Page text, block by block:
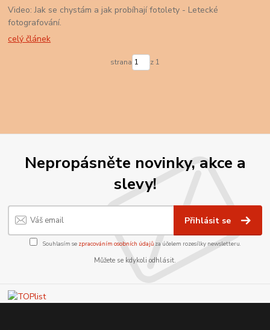
Video: Jak se chystám a jak probíhají fotolety - Letecké
fotografování.
celý článek
strana z 1
Nepropásněte novinky, akce a
slevy!
Přihlásit se
Souhlasím se zpracováním osobních údajůza účelem rozesílky newsletteru.
Můžete se kdykoli odhlásit.